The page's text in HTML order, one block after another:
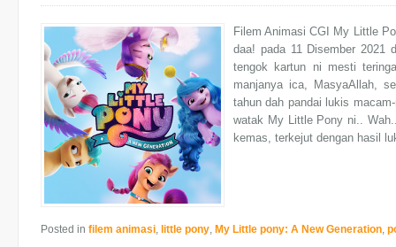
Filem Animasi CGI My Little
daa! pada 11 Disember 2021
tengok kartun ni mesti
manjanya ica, MasyaAllah,
tahun dah pandai lukis
watak My Little Pony ni..
kemas, terkejut dengan hasil
Posted in filem animasi, little pony, My Little pony: A New Generation,